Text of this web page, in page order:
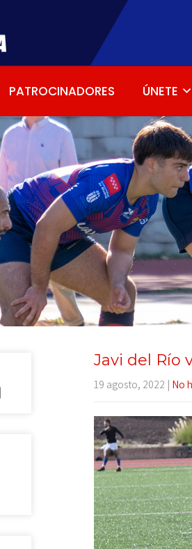
PATROCINADORES ÚNETE
Javi del Río
19 agosto, 2022 No